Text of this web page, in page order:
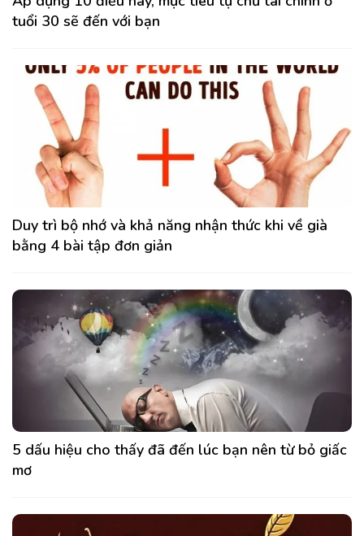
tuổi 30 sẽ đến với bạn
Duy trì bộ nhớ và khả năng nhận thức khi về già
bằng 4 bài tập đơn giản
5 dấu hiệu cho thấy đã đến lúc bạn nên từ bỏ giấc
mơ